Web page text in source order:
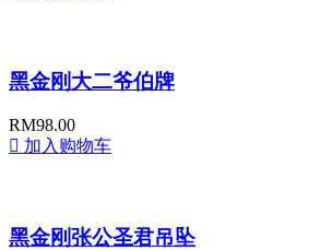
黑金刚大二爷伯牌
RM98.00
加入购物车
黑金刚张公圣君吊坠